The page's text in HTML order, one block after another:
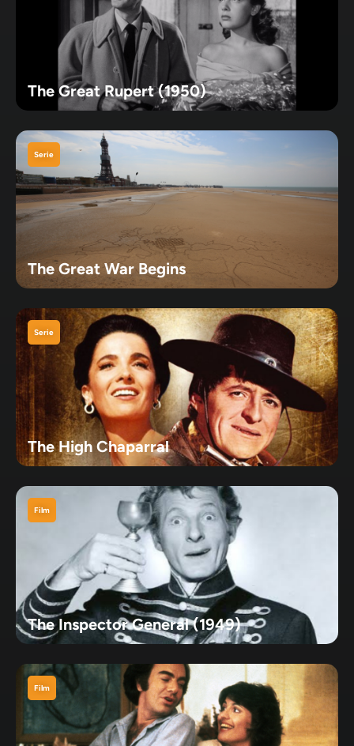
The Great Rupert (1950)
The Great War Begins
Serie
The High Chaparral
Serie
The Inspector General (1949)
Film
Film